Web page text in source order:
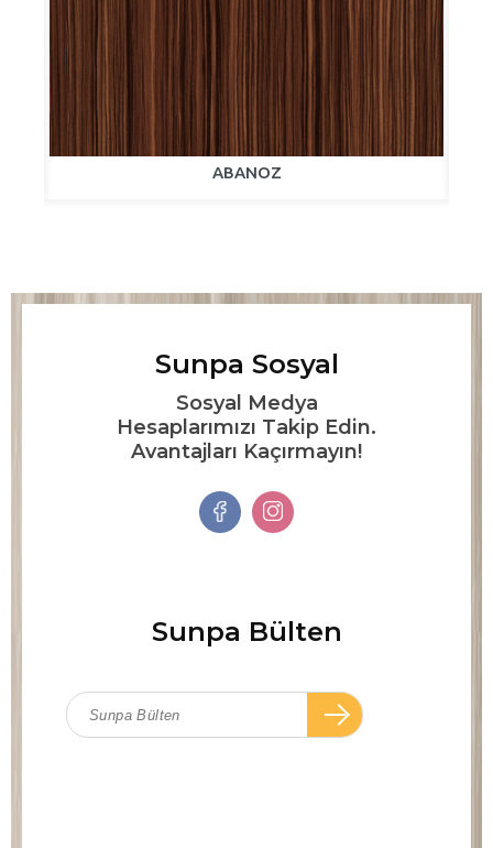
ABANOZ
Sunpa Sosyal
Sosyal Medya
Hesaplarımızı Takip Edin.
Avantajları Kaçırmayın!
Sunpa Bülten